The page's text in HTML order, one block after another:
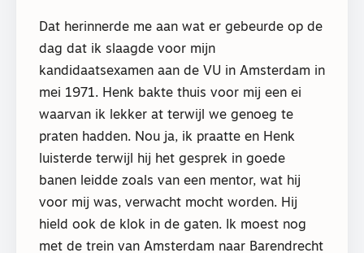
Dat herinnerde me aan wat er gebeurde op de
dag dat ik slaagde voor mijn
kandidaatsexamen aan de VU in Amsterdam in
mei 1971. Henk bakte thuis voor mij een ei
waarvan ik lekker at terwijl we genoeg te
praten hadden. Nou ja, ik praatte en Henk
luisterde terwijl hij het gesprek in goede
banen leidde zoals van een mentor, wat hij
voor mij was, verwacht mocht worden. Hij
hield ook de klok in de gaten. Ik moest nog
met de trein van Amsterdam naar Barendrecht